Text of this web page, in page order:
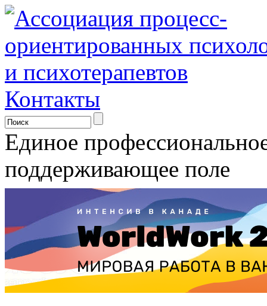
Контакты
Единое
поддерживающее поле